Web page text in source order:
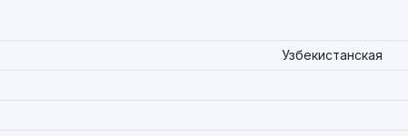
Узбекистанская